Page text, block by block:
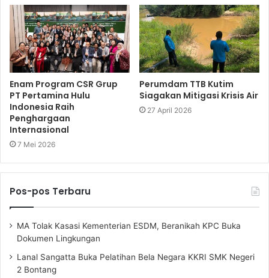
Enam Program CSR Grup
PT Pertamina Hulu
Indonesia Raih
Penghargaan
Internasional
7 Mei 2026
Perumdam TTB Kutim
Siagakan Mitigasi Krisis Air
27 April 2026
Pos-pos Terbaru
MA Tolak Kasasi Kementerian ESDM, Beranikah KPC Buka
Dokumen Lingkungan
Lanal Sangatta Buka Pelatihan Bela Negara KKRI SMK Negeri
2 Bontang